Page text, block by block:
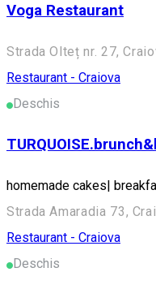
Voga Restaurant
Strada Olteț nr. 27,
Restaurant - Craiova
Deschis
homemade cakes|
Strada Amaradia 73,
Restaurant - Craiova
Deschis